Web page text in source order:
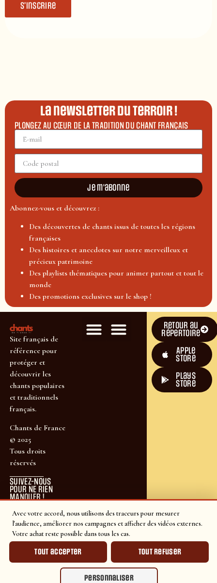
Avec votre accord, nous utilisons des traceurs pour mesurer
l'audience, améliorer nos campagnes et afficher des vidéos externes.
Votre achat reste possible dans tous les cas.
Tout accepter Tout refuser
Personnaliser
S’inscrire
La newsletter du terroir !
PLONGEZ AU CŒUR DE LA TRADITION DU CHANT FRANÇAIS
Je m'abonne
Abonnez-vous et découvrez :
Des découvertes de chants issus de toutes les régions
françaises
Des histoires et anecdotes sur notre merveilleux et
précieux patrimoine
Des playlists thématiques pour animer partout et tout le
monde
Des promotions exclusives sur le shop !
Site français de
référence pour
protéger et
découvrir les
chants populaires
et traditionnels
français.
Chants de France
© 2025
Tous droits
réservés
SUIVEZ-NOUS
POUR NE RIEN
MANQUER !
Retour au
répertoire
Apple
Store
plays
store